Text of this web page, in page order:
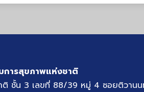
การสุขภาพแห่งชาติ
ติ ชั้น 3 เลขที่ 88/39 หมู่ 4 ซอยติวาน